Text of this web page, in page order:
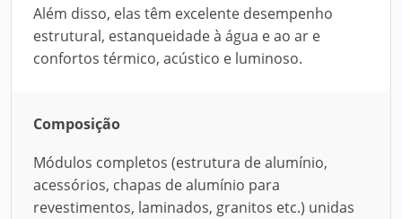
Além disso, elas têm excelente desempenho
estrutural, estanqueidade à água e ao ar e
confortos térmico, acústico e luminoso.
Composição
Módulos completos (estrutura de alumínio,
acessórios, chapas de alumínio para
revestimentos, laminados, granitos etc.) unidas